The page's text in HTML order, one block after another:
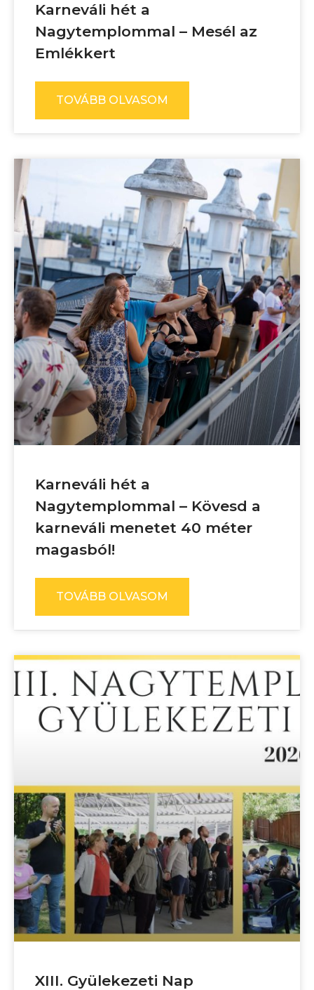
Karneváli hét a
Nagytemplommal – Mesél az
Emlékkert
TOVÁBB OLVASOM
Karneváli hét a
Nagytemplommal – Kövesd a
karneváli menetet 40 méter
magasból!
TOVÁBB OLVASOM
XIII. Gyülekezeti Nap